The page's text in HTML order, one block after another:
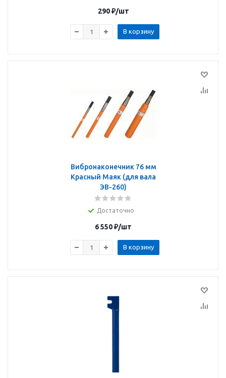
290₽/шт
В корзину
Вибронаконечник 76 мм
Красный Маяк (для вала
ЭВ-260)
Достаточно
6 550₽/шт
В корзину